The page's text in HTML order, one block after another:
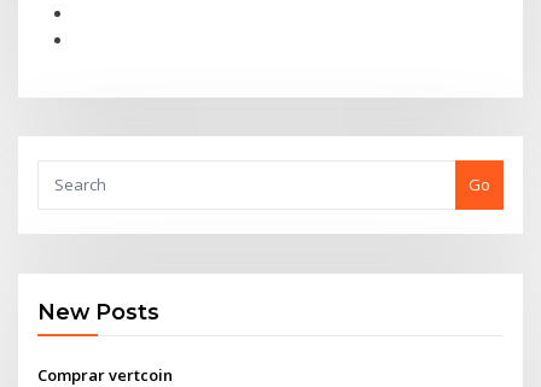
Go
New Posts
Comprar vertcoin